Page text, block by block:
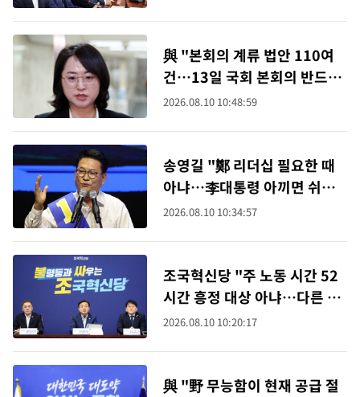
與 "본회의 계류 법안 110여
건…13일 국회 본회의 반드시
열어야"
2026.08.10 10:48:59
송영길 "鄭 리더십 필요한 때
아냐…李대통령 아끼면 쉬어
야"
2026.08.10 10:34:57
조국혁신당 "주 노동 시간 52
시간 흥정 대상 아냐…다른 방
안 찾아야"
2026.08.10 10:20:17
與 "野 무능함이 현재 공급 절